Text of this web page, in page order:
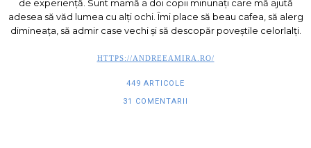
de experiență. Sunt mamă a doi copii minunați care mă ajută
adesea să văd lumea cu alți ochi. Îmi place să beau cafea, să alerg
dimineața, să admir case vechi și să descopăr poveștile celorlalți.
HTTPS://ANDREEAMIRA.RO/
449 ARTICOLE
31 COMENTARII